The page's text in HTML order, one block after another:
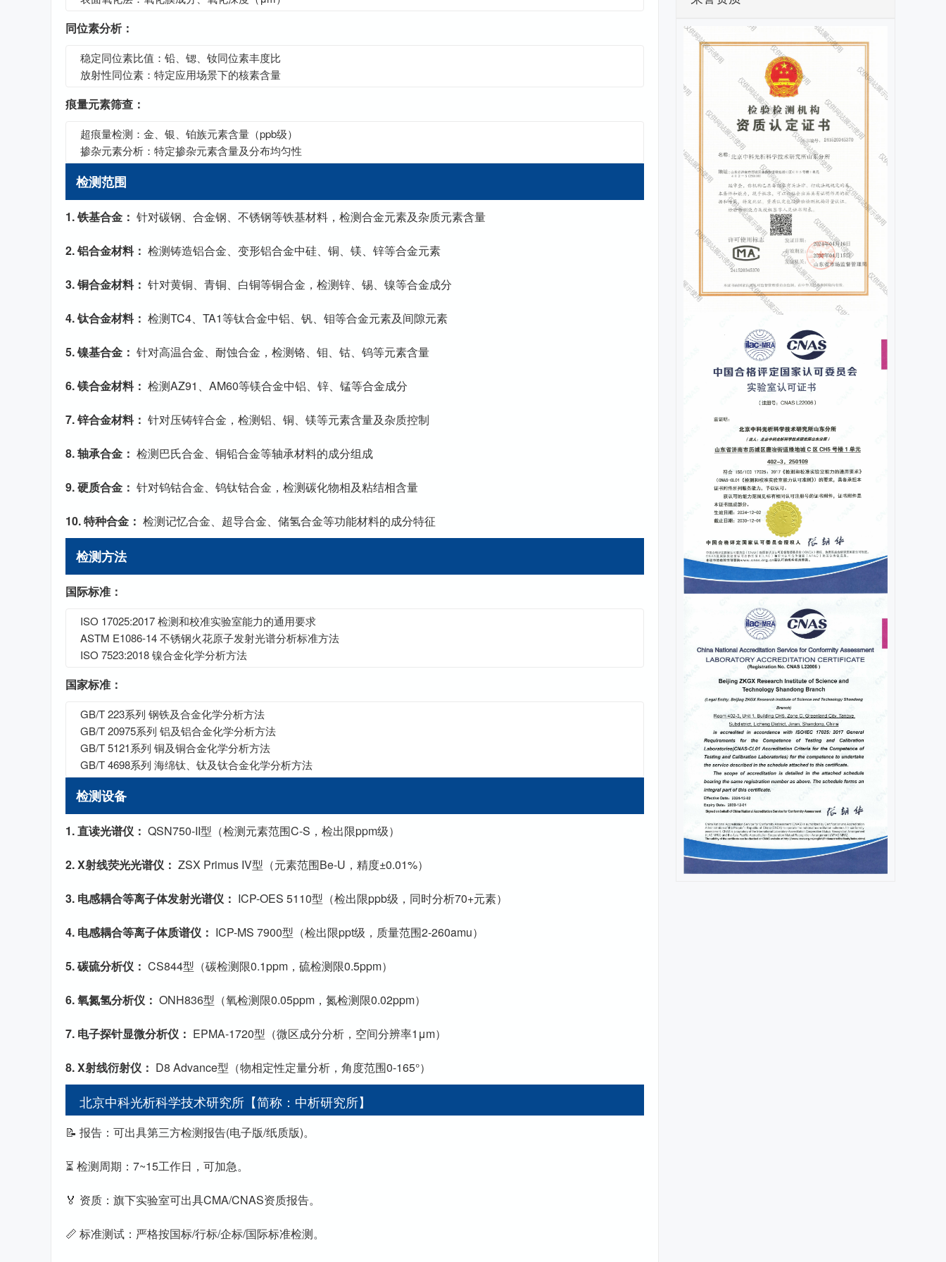
同位素分析：
稳定同位素比值：铅、锶、钕同位素丰度比
放射性同位素：特定应用场景下的核素含量
痕量元素筛查：
超痕量检测：金、银、铂族元素含量（ppb级）
掺杂元素分析：特定掺杂元素含量及分布均匀性
检测范围
1. 铁基合金： 针对碳钢、合金钢、不锈钢等铁基材料，检测合金元素及杂质元素含量
2. 铝合金材料： 检测铸造铝合金、变形铝合金中硅、铜、镁、锌等合金元素
3. 铜合金材料： 针对黄铜、青铜、白铜等铜合金，检测锌、锡、镍等合金成分
4. 钛合金材料： 检测TC4、TA1等钛合金中铝、钒、钼等合金元素及间隙元素
5. 镍基合金： 针对高温合金、耐蚀合金，检测铬、钼、钴、钨等元素含量
6. 镁合金材料： 检测AZ91、AM60等镁合金中铝、锌、锰等合金成分
7. 锌合金材料： 针对压铸锌合金，检测铝、铜、镁等元素含量及杂质控制
8. 轴承合金： 检测巴氏合金、铜铅合金等轴承材料的成分组成
9. 硬质合金： 针对钨钴合金、钨钛钴合金，检测碳化物相及粘结相含量
10. 特种合金： 检测记忆合金、超导合金、储氢合金等功能材料的成分特征
检测方法
国际标准：
ISO 17025:2017 检测和校准实验室能力的通用要求
ASTM E1086-14 不锈钢火花原子发射光谱分析标准方法
ISO 7523:2018 镍合金化学分析方法
国家标准：
GB/T 223系列 钢铁及合金化学分析方法
GB/T 20975系列 铝及铝合金化学分析方法
GB/T 5121系列 铜及铜合金化学分析方法
GB/T 4698系列 海绵钛、钛及钛合金化学分析方法
检测设备
1. 直读光谱仪： QSN750-II型（检测元素范围C-S，检出限ppm级）
2. X射线荧光光谱仪： ZSX Primus IV型（元素范围Be-U，精度±0.01%）
3. 电感耦合等离子体发射光谱仪： ICP-OES 5110型（检出限ppb级，同时分析70+元素）
4. 电感耦合等离子体质谱仪： ICP-MS 7900型（检出限ppt级，质量范围2-260amu）
5. 碳硫分析仪： CS844型（碳检测限0.1ppm，硫检测限0.5ppm）
6. 氧氮氢分析仪： ONH836型（氧检测限0.05ppm，氮检测限0.02ppm）
7. 电子探针显微分析仪： EPMA-1720型（微区成分分析，空间分辨率1μm）
8. X射线衍射仪： D8 Advance型（物相定性定量分析，角度范围0-165°）
北京中科光析科学技术研究所【简称：中析研究所】
📝 报告：可出具第三方检测报告(电子版/纸质版)。
⏳ 检测周期：7~15工作日，可加急。
🏅 资质：旗下实验室可出具CMA/CNAS资质报告。
📏 标准测试：严格按国标/行标/企标/国际标准检测。